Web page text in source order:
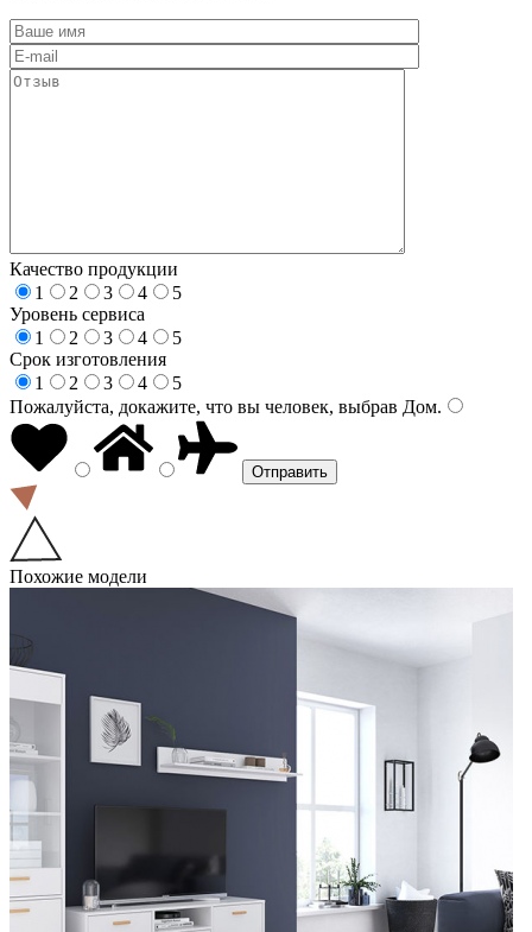
Качество продукции
1
2 3 4
5
Уровень сервиса
1
2 3 4
5
Срок изготовления
1
2 3 4
5
Пожалуйста, докажите, что вы человек, выбрав Дом.
Похожие модели